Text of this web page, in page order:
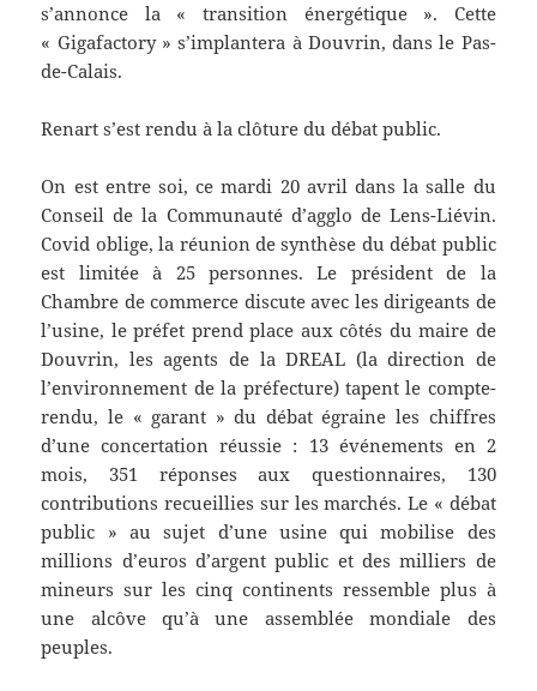
s’annonce la « transition énergétique ». Cette
« Gigafactory » s’implantera à Douvrin, dans le Pas-
de-Calais.
Renart s’est rendu à la clôture du débat public.
On est entre soi, ce mardi 20 avril dans la salle du
Conseil de la Communauté d’agglo de Lens-Liévin.
Covid oblige, la réunion de synthèse du débat public
est limitée à 25 personnes. Le président de la
Chambre de commerce discute avec les dirigeants de
l’usine, le préfet prend place aux côtés du maire de
Douvrin, les agents de la DREAL (la direction de
l’environnement de la préfecture) tapent le compte-
rendu, le « garant » du débat égraine les chiffres
d’une concertation réussie : 13 événements en 2
mois, 351 réponses aux questionnaires, 130
contributions recueillies sur les marchés. Le « débat
public » au sujet d’une usine qui mobilise des
millions d’euros d’argent public et des milliers de
mineurs sur les cinq continents ressemble plus à
une alcôve qu’à une assemblée mondiale des
peuples.